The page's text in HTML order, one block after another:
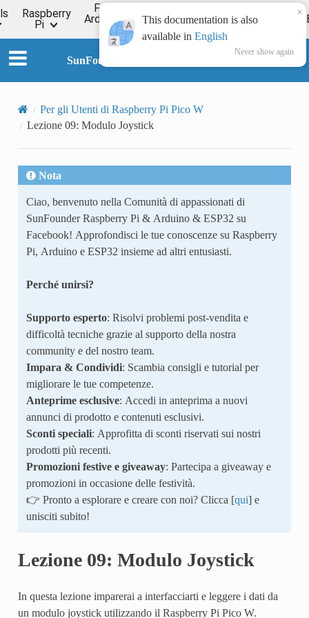
Raspberry
Pi
For
Arduino
ESP32
Online
Tutorial
Forum
SunFounder Universal Maker Sensor Kit
Per gli Utenti di Raspberry Pi Pico W
Lezione 09: Modulo Joystick
Nota
Ciao, benvenuto nella Comunità di appassionati di
SunFounder Raspberry Pi & Arduino & ESP32 su
Facebook! Approfondisci le tue conoscenze su Raspberry
Pi, Arduino e ESP32 insieme ad altri entusiasti.
Perché unirsi?
Supporto esperto: Risolvi problemi post-vendita e
difficoltà tecniche grazie al supporto della nostra
community e del nostro team.
Impara & Condividi: Scambia consigli e tutorial per
migliorare le tue competenze.
Anteprime esclusive: Accedi in anteprima a nuovi
annunci di prodotto e contenuti esclusivi.
Sconti speciali: Approfitta di sconti riservati sui nostri
prodotti più recenti.
Promozioni festive e giveaway: Partecipa a giveaway e
promozioni in occasione delle festività.
👉 Pronto a esplorare e creare con noi? Clicca [qui] e
unisciti subito!
Lezione 09: Modulo Joystick
In questa lezione imparerai a interfacciarti e leggere i dati da
un modulo joystick utilizzando il Raspberry Pi Pico W.
This documentation is also
available in English
Never show again
×